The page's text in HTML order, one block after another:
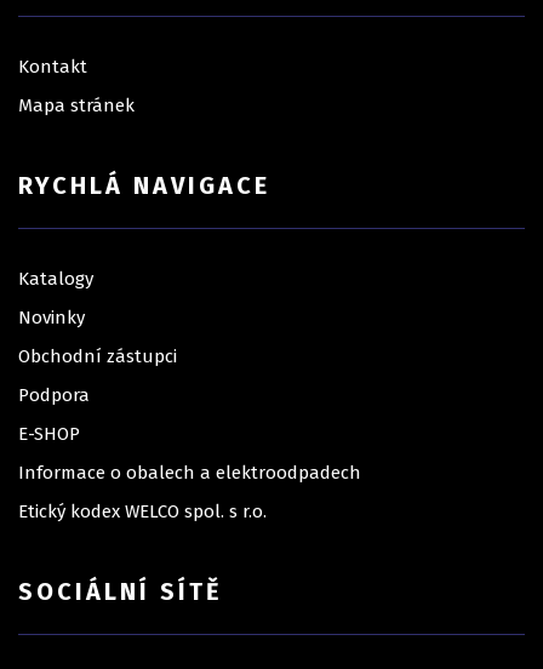
Kontakt
Mapa stránek
RYCHLÁ NAVIGACE
Katalogy
Novinky
Obchodní zástupci
Podpora
E-SHOP
Informace o obalech a elektroodpadech
Etický kodex WELCO spol. s r.o.
SOCIÁLNÍ SÍTĚ